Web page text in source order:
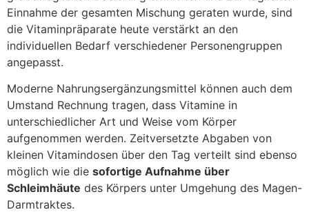
Einnahme der gesamten Mischung geraten wurde, sind
die Vitaminpräparate heute verstärkt an den
individuellen Bedarf verschiedener Personengruppen
angepasst.
Moderne Nahrungsergänzungsmittel können auch dem
Umstand Rechnung tragen, dass Vitamine in
unterschiedlicher Art und Weise vom Körper
aufgenommen werden. Zeitversetzte Abgaben von
kleinen Vitamindosen über den Tag verteilt sind ebenso
möglich wie die sofortige Aufnahme über
Schleimhäute des Körpers unter Umgehung des Magen-
Darmtraktes.